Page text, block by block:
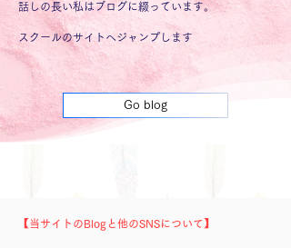
話しの長い私はブログに綴っています。
​スクールのサイトへジャンプします​
Go blog
【当サイトのBlogと他のSNSについて】